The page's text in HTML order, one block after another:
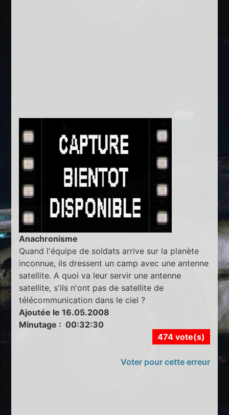
Anachronisme
Quand l'équipe de soldats arrive sur la planète
inconnue, ils dressent un camp avec une antenne
satellite. A quoi va leur servir une antenne
satellite, s'ils n'ont pas de satellite de
télécommunication dans le ciel ?
Ajoutée le 16.05.2008
Minutage : 00:32:30
474 vote(s)
Voter pour cette erreur